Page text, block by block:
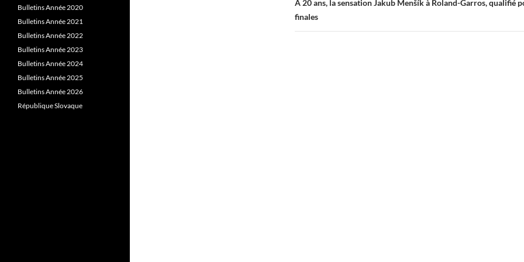
À 20 ans, la sensation Jakub Menšík à Roland-Garros, qualifié
finales
Bulletins Année 2020
Bulletins Année 2021
Bulletins Année 2022
Bulletins Année 2023
Bulletins Année 2024
Bulletins Année 2025
Bulletins Année 2026
République Slovaque